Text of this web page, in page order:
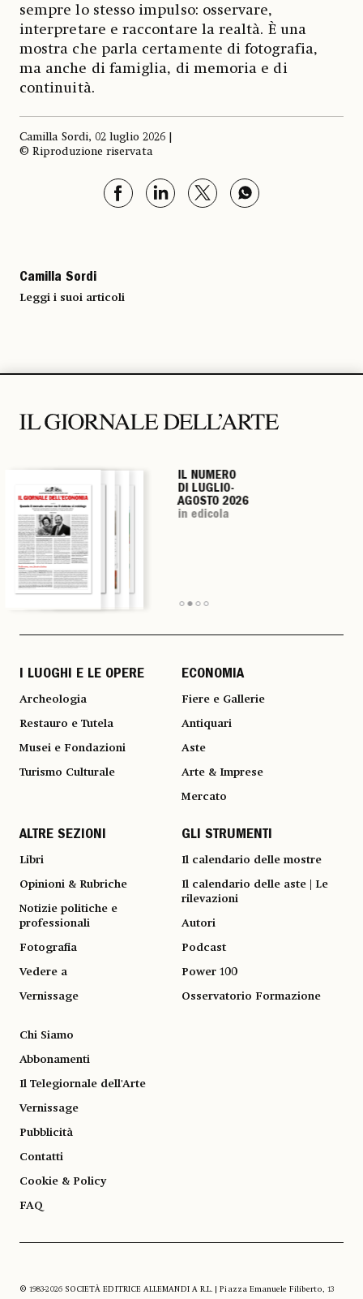
sempre lo stesso impulso: osservare,
interpretare e raccontare la realtà. È una
mostra che parla certamente di fotografia,
ma anche di famiglia, di memoria e di
continuità.
Camilla Sordi, 02 luglio 2026 |
© Riproduzione riservata
Camilla Sordi
Leggi i suoi articoli
IL NUMERO
DI LUGLIO-
AGOSTO 2026
in edicola
IL NUMERO
DI LUGLIO-
AGOSTO 2026
in edicola
IL NUMERO
DI LUGLIO-
AGOSTO 2026
in edicola
IL NUMERO
DI LUGLIO-
AGOSTO 2026
in edicola
I LUOGHI E LE OPERE
Archeologia
Restauro e Tutela
Musei e Fondazioni
Turismo Culturale
ECONOMIA
Fiere e Gallerie
Antiquari
Aste
Arte & Imprese
Mercato
ALTRE SEZIONI
Libri
Opinioni & Rubriche
Notizie politiche e
professionali
Fotografia
Vedere a
Vernissage
GLI STRUMENTI
Il calendario delle mostre
Il calendario delle aste | Le
rilevazioni
Autori
Podcast
Power 100
Osservatorio Formazione
Chi Siamo
Abbonamenti
Il Telegiornale dell'Arte
Vernissage
Pubblicità
Contatti
Cookie & Policy
FAQ
© 1983-2026 SOCIETÀ EDITRICE ALLEMANDI A R.L. | Piazza Emanuele Filiberto, 13